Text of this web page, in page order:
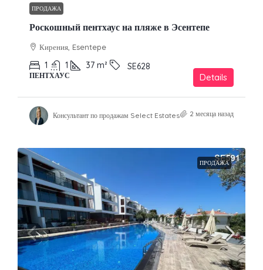
ПРОДАЖА
Роскошный пентхаус на пляже в Эсентепе
Кирения, Esentepe
1 1 37 m² SE628
ПЕНТХАУС Details
Консультант по продажам Select Estates 2 месяца назад
ПРОДАЖА